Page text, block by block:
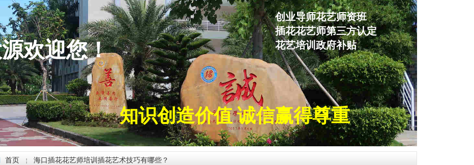
创业导师花艺师资班
插花花艺师第三方认定
花艺培训政府补贴
欢迎您！
知识创造价值 诚信赢得尊重
首页 ￤ 海口插花花艺师培训插花艺术技巧有哪些？